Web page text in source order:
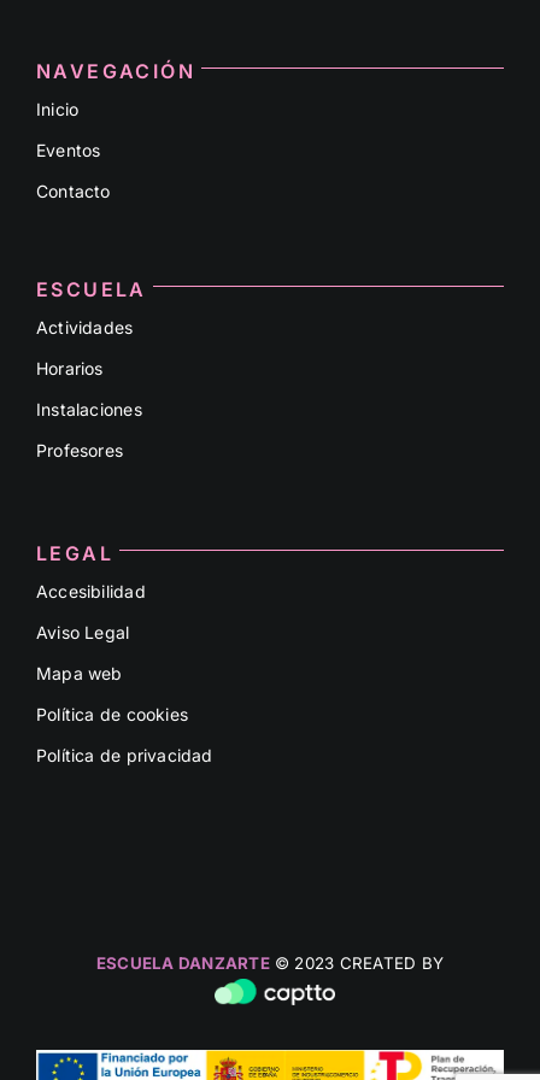
NAVEGACIÓN
Inicio
Eventos
Contacto
ESCUELA
Actividades
Horarios
Instalaciones
Profesores
LEGAL
Accesibilidad
Aviso Legal
Mapa web
Política de cookies
Política de privacidad
ESCUELA DANZARTE© 2023 CREATED BY